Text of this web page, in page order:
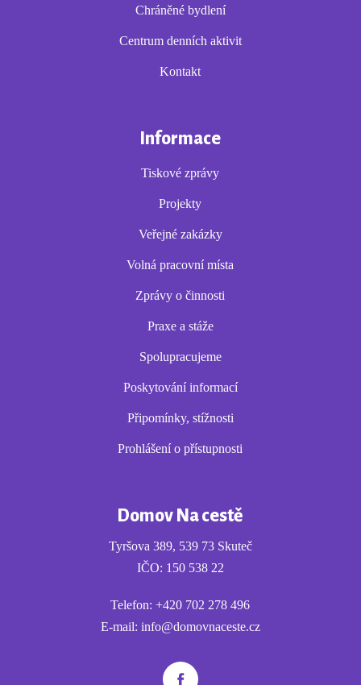
Chráněné bydlení
Centrum denních aktivit
Kontakt
Informace
Tiskové zprávy
Projekty
Veřejné zakázky
Volná pracovní místa
Zprávy o činnosti
Praxe a stáže
Spolupracujeme
Poskytování informací
Připomínky, stížnosti
Prohlášení o přístupnosti
Domov Na cestě
Tyršova 389, 539 73 Skuteč
IČO: 150 538 22
Telefon:+420 702 278 496
E-mail: info@domovnaceste.cz